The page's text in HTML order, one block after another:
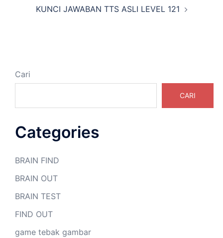
KUNCI JAWABAN TTS ASLI LEVEL 121
Cari
CARI
Categories
BRAIN FIND
BRAIN OUT
BRAIN TEST
FIND OUT
game tebak gambar